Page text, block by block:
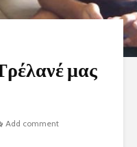
μας
Add comment